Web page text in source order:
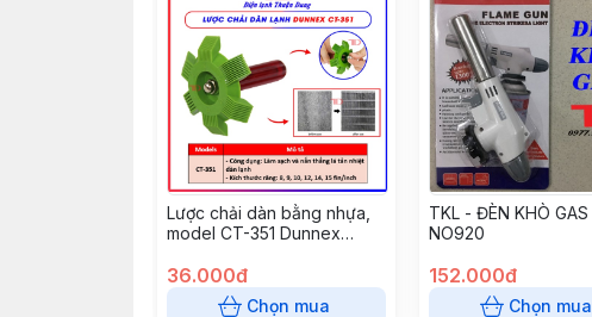
Lược chải dàn bằng nhựa,
model CT-351 Dunnex
36.000đ
Chọn mua
TKL - ĐÈN KHÒ GAS
NO920
152.000đ
Chọn mua